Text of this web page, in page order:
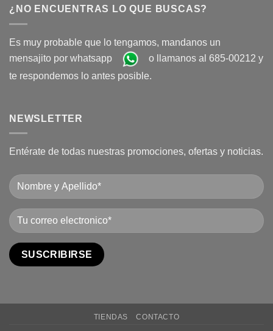
¿NO ENCUENTRAS LO QUE BUSCAS?
Es muy probable que lo tengamos, mandanos un
mensajito por whatsapp
o llamanos al 685-00212 y
te respondemos lo antes posible.
NEWSLETTER
Entérate de todas nuestras promociones, ofertas y noticias.
TIENDAS CONTACTO